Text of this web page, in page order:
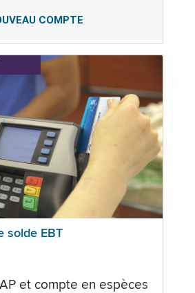
COMPTE
solde EBT
et compte en espèces